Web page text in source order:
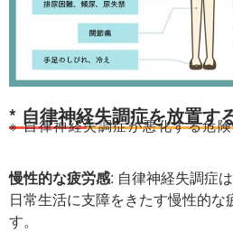
* 自律神経失調症を放置す
※ 自律神経失調症が悪化する危
慢性的な疲労感: 自律神経失調症
日常生活に支障をきたす慢性的な
す。